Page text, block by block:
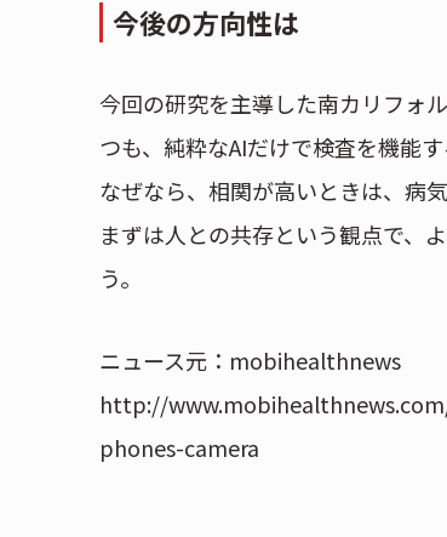
今後の方向性は
今回の研究を主導した南カリフォ
つも、純粋なAIだけで検査を機能
なぜなら、相関が高いときは、病
まずは人との共存という観点で、
う。
ニュース元：mobihealthnews
http://
phones-camera